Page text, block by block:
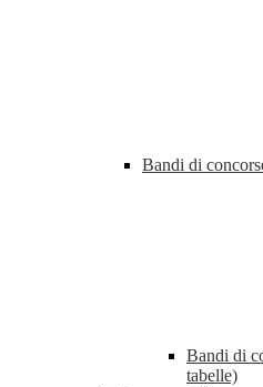
Bandi di
Bandi di
tabelle)